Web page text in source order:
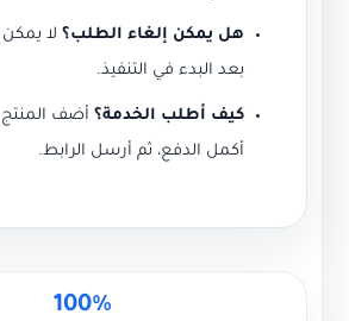
هل يمكن إلغاء الطلب؟ لا
بعد البدء في التنفيذ.
كيف أطلب الخدمة؟ أضف المنتج
أكمل الدفع، ثم أرسل الرابط.
100%